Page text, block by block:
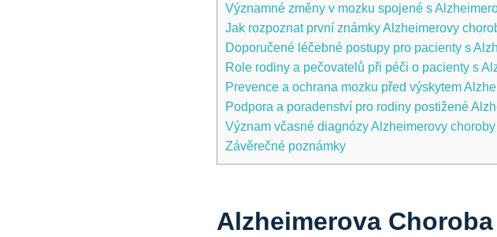
Významné změny v mozku spojené s
Jak rozpoznat první známky Alzheimerovy
Doporučené léčebné postupy pro pacienty s
Role rodiny a pečovatelů při péči o pacienty s
Prevence a ochrana mozku před výskytem
Podpora a poradenství pro rodiny postižené
Význam včasné diagnózy Alzheimerovy
Závěrečné poznámky
Alzheimerova